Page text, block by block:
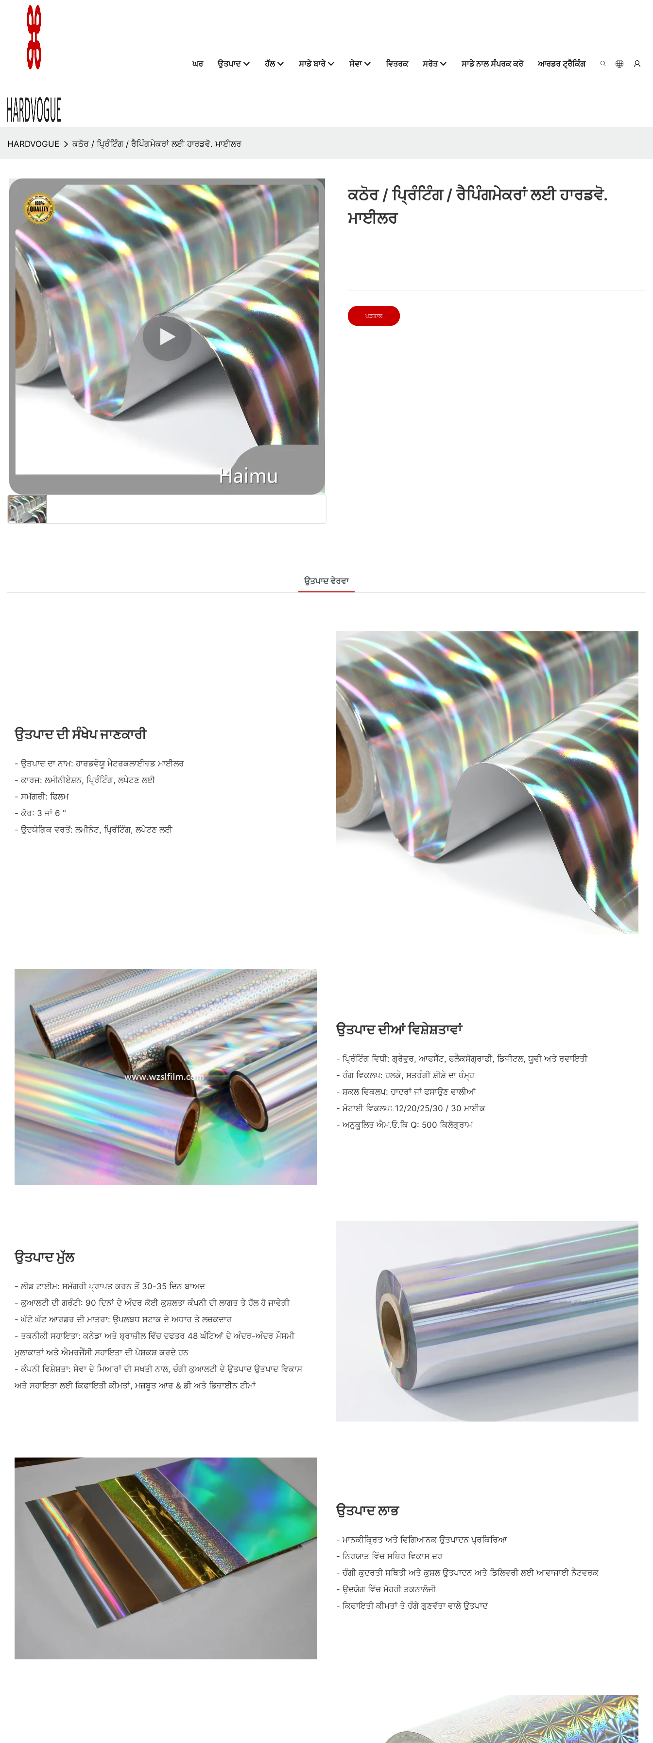
ਘਰ ਉਤਪਾਦ ਹੱਲ ਸਾਡੇ ਬਾਰੇ ਸੇਵਾ ਵਿਤਰਕ ਸਰੋਤ ਸਾਡੇ ਨਾਲ ਸੰਪਰਕ ਕਰੋ ਆਰਡਰ ਟ੍ਰੈਕਿੰਗ
HARDVOGUE ਕਠੋਰ / ਪ੍ਰਿੰਟਿੰਗ / ਰੈਪਿੰਗਮੇਕਰਾਂ ਲਈ ਹਾਰਡਵੋ. ਮਾਈਲਰ
ਕਠੋਰ / ਪ੍ਰਿੰਟਿੰਗ / ਰੈਪਿੰਗਮੇਕਰਾਂ ਲਈ ਹਾਰਡਵੋ.
ਮਾਈਲਰ
ਪੜਤਾਲ
ਉਤਪਾਦ ਵੇਰਵਾ
ਉਤਪਾਦ ਦੀ ਸੰਖੇਪ ਜਾਣਕਾਰੀ
- ਉਤਪਾਦ ਦਾ ਨਾਮ: ਹਾਰਡਵੋਯੂ ਮੈਟਰਕਲਾਈਜ਼ਡ ਮਾਈਲਰ
- ਕਾਰਜ: ਲਮੀਨੀਏਸ਼ਨ, ਪ੍ਰਿੰਟਿੰਗ, ਲਪੇਟਣ ਲਈ
- ਸਮੱਗਰੀ: ਫਿਲਮ
- ਕੋਰ: 3 ਜਾਂ 6 "
- ਉਦਯੋਗਿਕ ਵਰਤੋਂ: ਲਮੀਨੇਟ, ਪ੍ਰਿੰਟਿੰਗ, ਲਪੇਟਣ ਲਈ
ਉਤਪਾਦ ਦੀਆਂ ਵਿਸ਼ੇਸ਼ਤਾਵਾਂ
- ਪ੍ਰਿੰਟਿੰਗ ਵਿਧੀ: ਗ੍ਰੈਵੁਰ, ਆਫਸੈੱਟ, ਫਲੈਕਸੋਗ੍ਰਾਫੀ, ਡਿਜੀਟਲ, ਯੂਵੀ ਅਤੇ ਰਵਾਇਤੀ
- ਰੰਗ ਵਿਕਲਪ: ਹਲਕੇ, ਸਤਰੰਗੀ ਸ਼ੀਸ਼ੇ ਦਾ ਥੰਮ੍ਹ
- ਸ਼ਕਲ ਵਿਕਲਪ: ਚਾਦਰਾਂ ਜਾਂ ਫਸਾਉਣ ਵਾਲੀਆਂ
- ਮੋਟਾਈ ਵਿਕਲਪ: 12/20/25/30 / 30 ਮਾਈਕ
- ਅਨੁਕੂਲਿਤ ਐਮ.ਓ.ਕਿ Q: 500 ਕਿਲੋਗ੍ਰਾਮ
ਉਤਪਾਦ ਮੁੱਲ
- ਲੀਡ ਟਾਈਮ: ਸਮੱਗਰੀ ਪ੍ਰਾਪਤ ਕਰਨ ਤੋਂ 30-35 ਦਿਨ ਬਾਅਦ
- ਕੁਆਲਟੀ ਦੀ ਗਰੰਟੀ: 90 ਦਿਨਾਂ ਦੇ ਅੰਦਰ ਕੋਈ ਕੁਸ਼ਲਤਾ ਕੰਪਨੀ ਦੀ ਲਾਗਤ ਤੇ ਹੱਲ ਹੋ ਜਾਵੇਗੀ
- ਘੱਟੋ ਘੱਟ ਆਰਡਰ ਦੀ ਮਾਤਰਾ: ਉਪਲਬਧ ਸਟਾਕ ਦੇ ਅਧਾਰ ਤੇ ਲਚਕਦਾਰ
- ਤਕਨੀਕੀ ਸਹਾਇਤਾ: ਕਨੇਡਾ ਅਤੇ ਬ੍ਰਾਜ਼ੀਲ ਵਿੱਚ ਦਫਤਰ 48 ਘੰਟਿਆਂ ਦੇ ਅੰਦਰ-ਅੰਦਰ ਮੌਸਮੀ
ਮੁਲਾਕਾਤਾਂ ਅਤੇ ਐਮਰਜੈਂਸੀ ਸਹਾਇਤਾ ਦੀ ਪੇਸ਼ਕਸ਼ ਕਰਦੇ ਹਨ
- ਕੰਪਨੀ ਵਿਸ਼ੇਸ਼ਤਾ: ਸੇਵਾ ਦੇ ਮਿਆਰਾਂ ਦੀ ਸਖਤੀ ਨਾਲ, ਚੰਗੀ ਕੁਆਲਟੀ ਦੇ ਉਤਪਾਦ ਉਤਪਾਦ ਵਿਕਾਸ
ਅਤੇ ਸਹਾਇਤਾ ਲਈ ਕਿਫਾਇਤੀ ਕੀਮਤਾਂ, ਮਜ਼ਬੂਤ ​​ਆਰ & ਡੀ ਅਤੇ ਡਿਜ਼ਾਈਨ ਟੀਮਾਂ
ਉਤਪਾਦ ਲਾਭ
- ਮਾਨਕੀਕ੍ਰਿਤ ਅਤੇ ਵਿਗਿਆਨਕ ਉਤਪਾਦਨ ਪ੍ਰਕਿਰਿਆ
- ਨਿਰਯਾਤ ਵਿੱਚ ਸਥਿਰ ਵਿਕਾਸ ਦਰ
- ਚੰਗੀ ਕੁਦਰਤੀ ਸਥਿਤੀ ਅਤੇ ਕੁਸ਼ਲ ਉਤਪਾਦਨ ਅਤੇ ਡਿਲਿਵਰੀ ਲਈ ਆਵਾਜਾਈ ਨੈਟਵਰਕ
- ਉਦਯੋਗ ਵਿੱਚ ਮੋਹਰੀ ਤਕਨਾਲੋਜੀ
- ਕਿਫਾਇਤੀ ਕੀਮਤਾਂ ਤੇ ਚੰਗੇ ਗੁਣਵੱਤਾ ਵਾਲੇ ਉਤਪਾਦ